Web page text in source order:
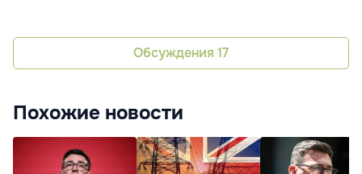
Обсуждения 17
Похожие новости